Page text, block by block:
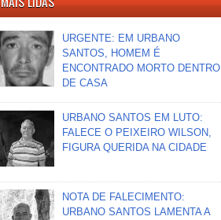
URGENTE: EM URBANO
SANTOS, HOMEM É
ENCONTRADO MORTO DENTRO
DE CASA
URBANO SANTOS EM LUTO:
FALECE O PEIXEIRO WILSON,
FIGURA QUERIDA NA CIDADE
NOTA DE FALECIMENTO:
URBANO SANTOS LAMENTA A